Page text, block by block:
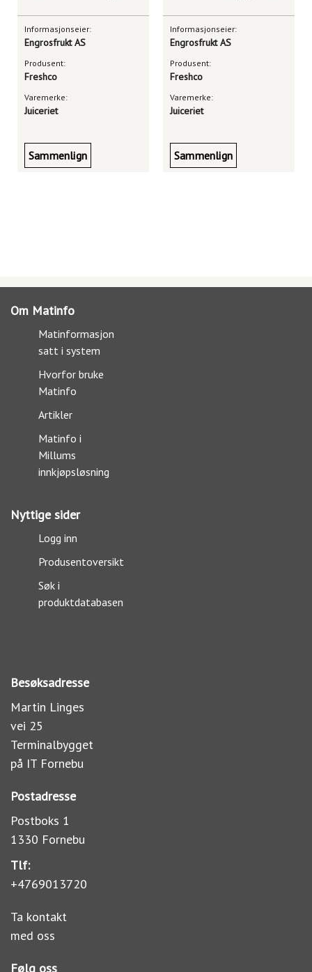
Informasjonseier:
Engrosfrukt AS
Produsent:
Freshco
Varemerke:
Juiceriet
Sammenlign
Informasjonseier:
Engrosfrukt AS
Produsent:
Freshco
Varemerke:
Juiceriet
Sammenlign
Om Matinfo
Matinformasjon
satt i system
Hvorfor bruke
Matinfo
Artikler
Matinfo i
Millums
innkjøpsløsning
Nyttige sider
Logg inn
Produsentoversikt
Søk i
produktdatabasen
Besøksadresse
Martin Linges
vei 25
Terminalbygget
på IT Fornebu
Postadresse
Postboks 1
1330 Fornebu
Tlf:
+4769013720
Ta kontakt
med oss
Følg oss